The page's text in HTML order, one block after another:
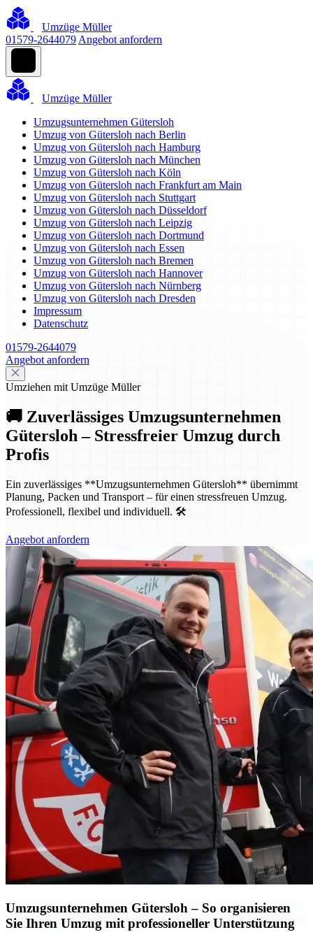
Umzüge Müller
01579-2644079 Angebot anfordern
Umzüge Müller
Umzugsunternehmen Gütersloh
Umzug von Gütersloh nach Berlin
Umzug von Gütersloh nach Hamburg
Umzug von Gütersloh nach München
Umzug von Gütersloh nach Köln
Umzug von Gütersloh nach Frankfurt am Main
Umzug von Gütersloh nach Stuttgart
Umzug von Gütersloh nach Düsseldorf
Umzug von Gütersloh nach Leipzig
Umzug von Gütersloh nach Dortmund
Umzug von Gütersloh nach Essen
Umzug von Gütersloh nach Bremen
Umzug von Gütersloh nach Hannover
Umzug von Gütersloh nach Nürnberg
Umzug von Gütersloh nach Dresden
Impressum
Datenschutz
01579-2644079
Angebot anfordern
Umziehen mit Umzüge Müller
🚚 Zuverlässiges Umzugsunternehmen
Gütersloh – Stressfreier Umzug durch
Profis
Ein zuverlässiges **Umzugsunternehmen Gütersloh** übernimmt
Planung, Packen und Transport – für einen stressfreuen Umzug.
Professionell, flexibel und individuell. 🛠️
Angebot anfordern
Umzugsunternehmen Gütersloh – So organisieren
Sie Ihren Umzug mit professioneller Unterstützung